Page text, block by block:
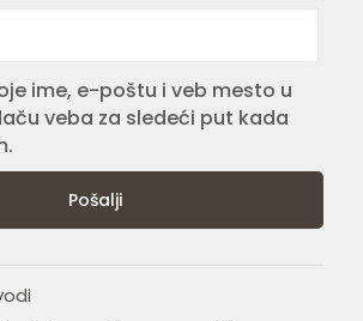
ime, e-poštu i veb mesto u
veba za sledeći put kada